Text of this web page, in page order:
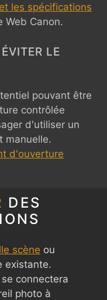
les spécifications
Web Canon.
LE
pouvant être
contrôlée
d'utiliser un
manuelle.
d'ouverture
DES
scène ou
existante.
connectera
photo à